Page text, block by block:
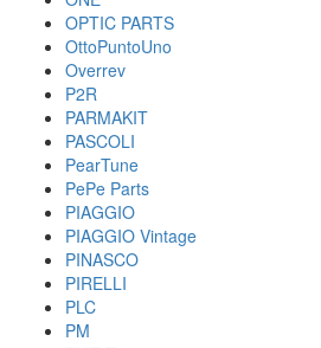
OPTIC PARTS
OttoPuntoUno
Overrev
P2R
PARMAKIT
PASCOLI
PearTune
PePe Parts
PIAGGIO
PIAGGIO Vintage
PINASCO
PIRELLI
PLC
PM